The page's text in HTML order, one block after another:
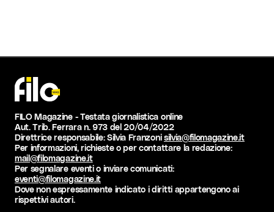
FILO Magazine - Testata giornalistica online
Aut. Trib. Ferrara n. 973 del 20/04/2022
Direttrice responsabile: Silvia Franzonisilvia@filomagazine.it
Per informazioni, richieste o per contattare la redazione:
mail@filomagazine.it
Per segnalare eventi o inviare comunicati:
eventi@filomagazine.it
Dove non espressamente indicato i diritti appartengono ai
rispettivi autori.